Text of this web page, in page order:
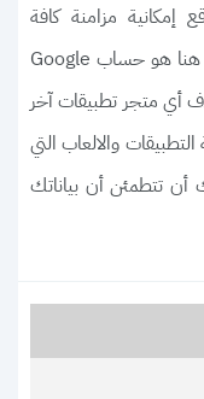
إمكانية مزامنة كافة
اجهزتك الذكية بواسطته، وكل ما ستحتاجه هنا هو حساب Google
أي متجر تطبيقات آخر
والالعاب التي
أن تتطمئن أن بياناتك